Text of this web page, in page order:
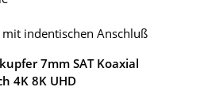
indentischen Anschluß
7mm SAT Koaxial
4K 8K UHD